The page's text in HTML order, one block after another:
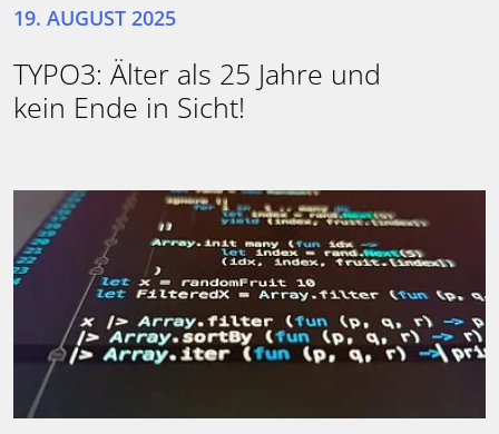
19. AUGUST 2025
TYPO3: Älter als 25 Jahre und
kein Ende in Sicht!